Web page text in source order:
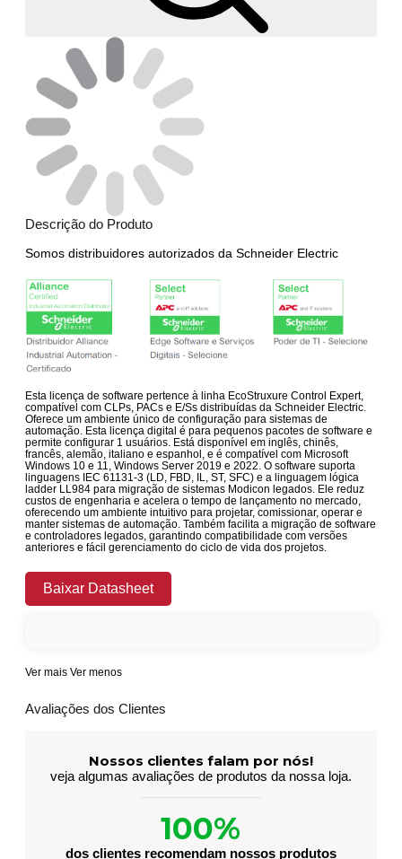
Descrição do Produto
Somos distribuidores autorizados da Schneider Electric
Esta licença de software pertence à linha EcoStruxure Control Expert,
compatível com CLPs, PACs e E/Ss distribuídas da Schneider Electric.
Oferece um ambiente único de configuração para sistemas de
automação. Esta licença digital é para pequenos pacotes de software e
permite configurar 1 usuários. Está disponível em inglês, chinês,
francês, alemão, italiano e espanhol, e é compatível com Microsoft
Windows 10 e 11, Windows Server 2019 e 2022. O software suporta
linguagens IEC 61131-3 (LD, FBD, IL, ST, SFC) e a linguagem lógica
ladder LL984 para migração de sistemas Modicon legados. Ele reduz
custos de engenharia e acelera o tempo de lançamento no mercado,
oferecendo um ambiente intuitivo para projetar, comissionar, operar e
manter sistemas de automação. Também facilita a migração de software
e controladores legados, garantindo compatibilidade com versões
anteriores e fácil gerenciamento do ciclo de vida dos projetos.
Baixar Datasheet
Ver mais Ver menos
Avaliações dos Clientes
Nossos clientes falam por nós!
veja algumas avaliações de produtos da nossa loja.
100%
dos clientes recomendam nossos produtos